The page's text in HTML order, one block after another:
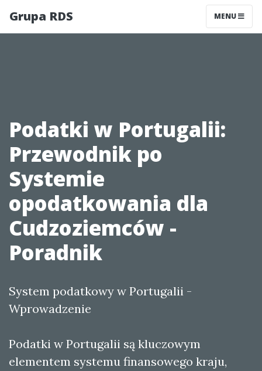
Grupa RDS MENU
Podatki w Portugalii:
Przewodnik po
Systemie
opodatkowania dla
Cudzoziemców -
Poradnik
System podatkowy w Portugalii -
Wprowadzenie
Podatki w Portugalii są kluczowym
elementem systemu finansowego kraju,